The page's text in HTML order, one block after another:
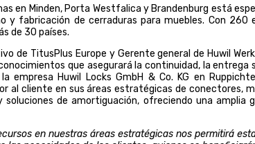
en Minden, Porta Westfalica y Brandenburg está
y fabricación de cerraduras para muebles. Con 260
de 30 países.
de TitusPlus Europe y Gerente general de Huwil
que asegurará la continuidad, la
empresa Huwil Locks GmbH & Co. KG en
al cliente en sus áreas estratégicas de conectores,
de amortiguación, ofreciendo una amplia
en nuestras áreas estratégicas nos permitirá